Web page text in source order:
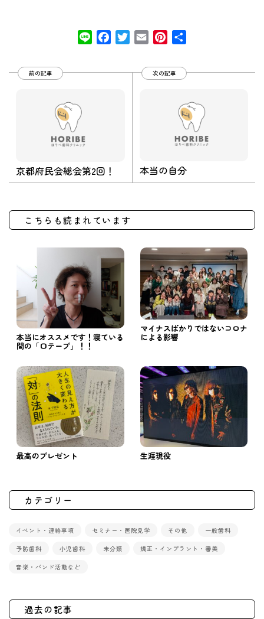
Line FacebookTwitter
Email Pinterest
前の記事
京都府民会総会第2回！
次の記事
本当の自分
こちらも読まれています
本当にオススメです！寝ている
間の「口テープ」！！
マイナスばかりではないコロナ
による影響
最高のプレゼント 生涯現役
カテゴリー
イベント・連絡事項 セミナー・医院見学 その他 一般歯科
予防歯科 小児歯科 未分類 矯正・インプラント・審美
音楽・バンド活動など
過去の記事